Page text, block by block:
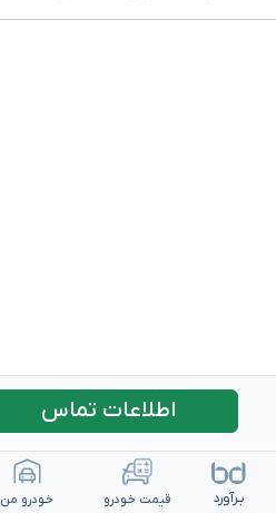
اطلاعات تماس
بـرآورد قیمت خـودرو خـودرو من